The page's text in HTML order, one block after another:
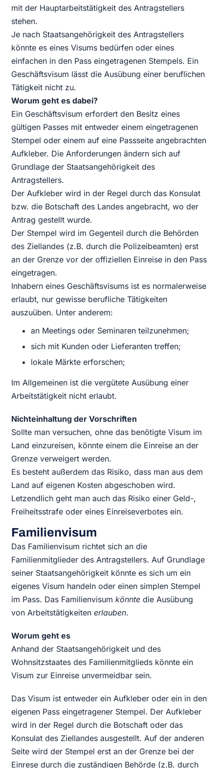
mit der Hauptarbeitstätigkeit des Antragstellers
stehen.
Je nach Staatsangehörigkeit des Antragstellers
könnte es eines Visums bedürfen oder eines
einfachen in den Pass eingetragenen Stempels. Ein
Geschäftsvisum lässt die Ausübung einer beruflichen
Tätigkeit nicht zu.
Worum geht es dabei?
Ein Geschäftsvisum erfordert den Besitz eines
gültigen Passes mit entweder einem eingetragenen
Stempel oder einem auf eine Passseite angebrachten
Aufkleber. Die Anforderungen ändern sich auf
Grundlage der Staatsangehörigkeit des
Antragstellers.
Der Aufkleber wird in der Regel durch das Konsulat
bzw. die Botschaft des Landes angebracht, wo der
Antrag gestellt wurde.
Der Stempel wird im Gegenteil durch die Behörden
des Ziellandes (z.B. durch die Polizeibeamten) erst
an der Grenze vor der offiziellen Einreise in den Pass
eingetragen.
Inhabern eines Geschäftsvisums ist es normalerweise
erlaubt, nur gewisse berufliche Tätigkeiten
auszuüben. Unter anderem:
an Meetings oder Seminaren teilzunehmen;
sich mit Kunden oder Lieferanten treffen;
lokale Märkte erforschen;
Im Allgemeinen ist die vergütete Ausübung einer
Arbeitstätigkeit nicht erlaubt.
Nichteinhaltung der Vorschriften
Sollte man versuchen, ohne das benötigte Visum im
Land einzureisen, könnte einem die Einreise an der
Grenze verweigert werden.
Es besteht außerdem das Risiko, dass man aus dem
Land auf eigenen Kosten abgeschoben wird.
Letzendlich geht man auch das Risiko einer Geld-,
Freiheitsstrafe oder eines Einreiseverbotes ein.
Familienvisum
Das Familienvisum richtet sich an die
Familienmitglieder des Antragstellers. Auf Grundlage
seiner Staatsangehörigkeit könnte es sich um ein
eigenes Visum handeln oder einen simplen Stempel
im Pass. Das Familienvisumkönnte die Ausübung
von Arbeitstätigkeitenerlauben.
Worum geht es
Anhand der Staatsangehörigkeit und des
Wohnsitzstaates des Familienmitglieds könnte ein
Visum zur Einreise unvermeidbar sein.
Das Visum ist entweder ein Aufkleber oder ein in den
eigenen Pass eingetragener Stempel. Der Aufkleber
wird in der Regel durch die Botschaft oder das
Konsulat des Ziellandes ausgestellt. Auf der anderen
Seite wird der Stempel erst an der Grenze bei der
Einrese durch die zuständigen Behörde (z.B. durch